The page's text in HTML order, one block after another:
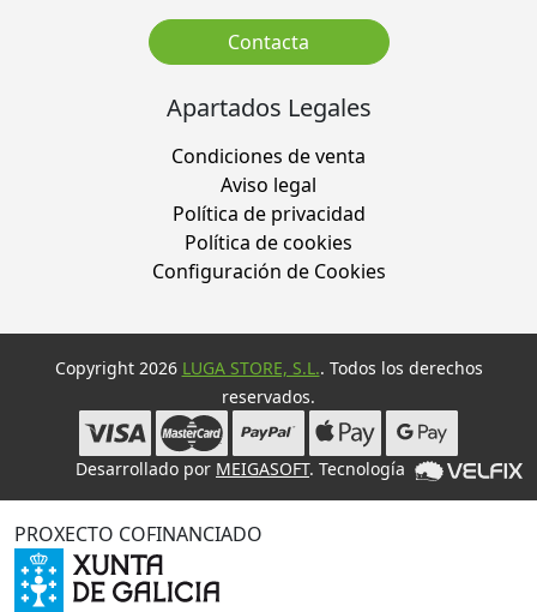
Contacta
Apartados Legales
Condiciones de venta
Aviso legal
Política de privacidad
Política de cookies
Configuración de Cookies
Copyright 2026 LUGA STORE, S.L.. Todos los derechos
reservados.
Desarrollado por MEIGASOFT. Tecnología
PROXECTO COFINANCIADO